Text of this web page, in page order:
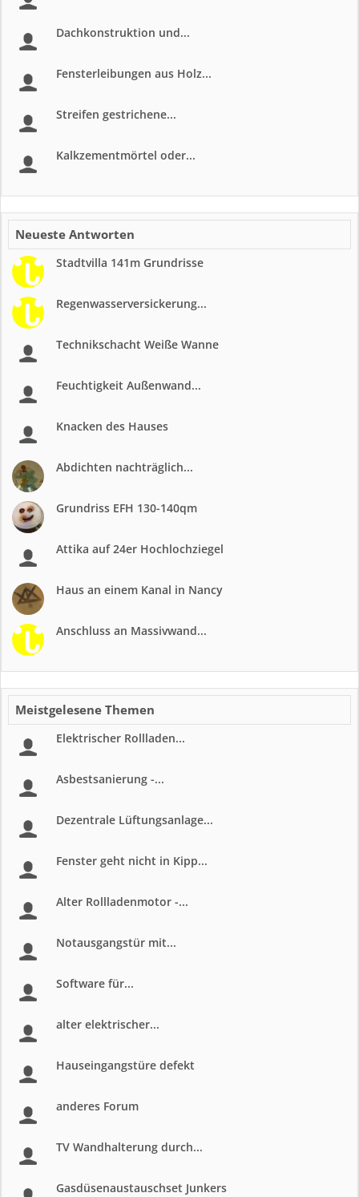
Dachkonstruktion und...
Fensterleibungen aus Holz...
Streifen gestrichene...
Kalkzementmörtel oder...
Neueste Antworten
Stadtvilla 141m Grundrisse
Regenwasserversickerung...
Technikschacht Weiße Wanne
Feuchtigkeit Außenwand...
Knacken des Hauses
Abdichten nachträglich...
Grundriss EFH 130-140qm
Attika auf 24er Hochlochziegel
Haus an einem Kanal in Nancy
Anschluss an Massivwand...
Meistgelesene Themen
Elektrischer Rollladen...
Asbestsanierung -...
Dezentrale Lüftungsanlage...
Fenster geht nicht in Kipp...
Alter Rollladenmotor -...
Notausgangstür mit...
Software für...
alter elektrischer...
Hauseingangstüre defekt
anderes Forum
TV Wandhalterung durch...
Gasdüsenaustauschset Junkers